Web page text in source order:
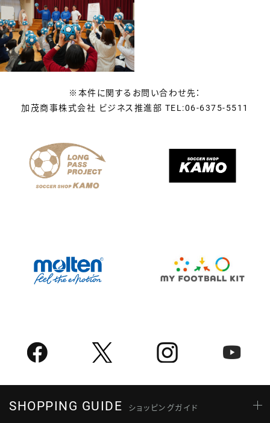
※本件に関するお問い合わせ先：
加茂商事株式会社 ビジネス推進部 TEL:06-6375-5511
SHOPPING GUIDE ショッピングガイド